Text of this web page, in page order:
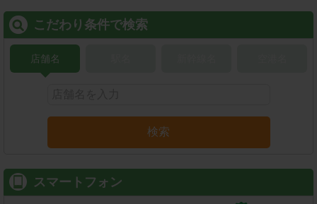
こだわり条件で検索
店舗名
検索
スマートフォン